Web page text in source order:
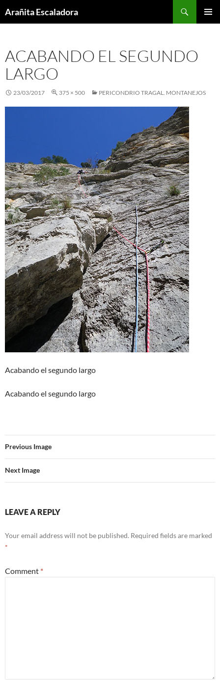
toArañita Escaladora
ACABANDO EL SEGUNDO
LARGO
23/03/2017 375 × 500 PERICONDRIO TRAGAL. MONTANEJOS
Acabando el segundo largo
Acabando el segundo largo
Previous Image
Next Image
LEAVE A REPLY
Your email address will not be published. Required fields are marked
*
Comment *